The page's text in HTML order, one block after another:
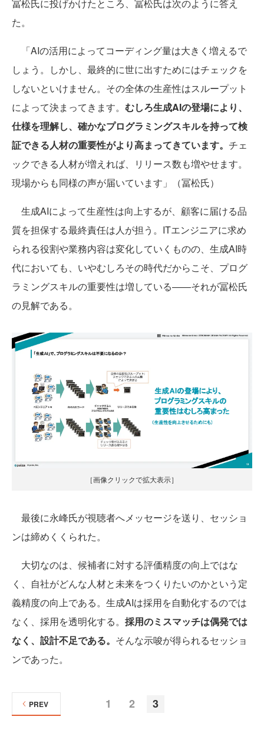
冨松氏に投げかけたところ、冨松氏は次のように答え
た。
「AIの活用によってコーディング量は大きく増えるで
しょう。しかし、最終的に世に出すためにはチェックを
しないといけません。その全体の生産性はスループット
によって決まってきます。 むしろ生成AIの登場により、
仕様を理解し、確かなプログラミングスキルを持って検
証できる人材の重要性がより高まってきています。 チェ
ックできる人材が増えれば、リリース数も増やせます。
現場からも同様の声が届いています」（冨松氏）
生成AIによって生産性は向上するが、顧客に届ける品
質を担保する最終責任は人が担う。ITエンジニアに求め
られる役割や業務内容は変化していくものの、生成AI時
代においても、いやむしろその時代だからこそ、プログ
ラミングスキルの重要性は増している——それが冨松氏
の見解である。
［画像クリックで拡大表示］
最後に永峰氏が視聴者へメッセージを送り、セッショ
ンは締めくくられた。
大切なのは、候補者に対する評価精度の向上ではな
く、自社がどんな人材と未来をつくりたいのかという定
義精度の向上である。生成AIは採用を自動化するのでは
なく、採用を透明化する。 採用のミスマッチは偶発では
なく、設計不足である。 そんな示唆が得られるセッショ
ンであった。
1 2 3
PREV